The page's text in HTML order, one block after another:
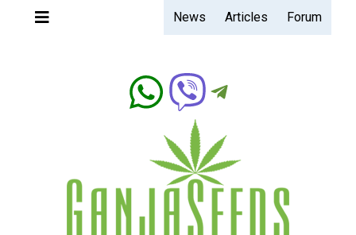
News Articles Forum
Ganjaseeds.band